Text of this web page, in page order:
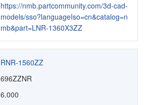
https://nmb.partcommunity.com/3d-cad-
models/sso?languageIso=cn&catalog=n
mb&part=LNR-1360X3ZZ
RNR-1560ZZ
696ZZNR
6.000